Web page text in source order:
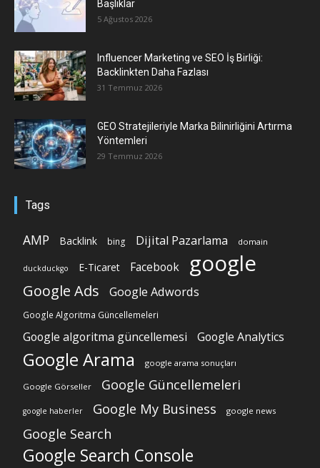
Başlıklar
5 Ağustos 2026
Influencer Marketing ve SEO İş Birliği:
Backlinkten Daha Fazlası
31 Temmuz 2026
GEO Stratejileriyle Marka Bilinirliğini Artırma
Yöntemleri
29 Temmuz 2026
Tags
AMP Backlink bing Dijital Pazarlama domain
duckduckgo E-Ticaret Facebook google
Google Ads Google Adwords
Google Algoritma Güncellemeleri
Google algoritma güncellemesi Google Analytics
Google Arama google arama sonuçları
Google Görseller Google Güncellemeleri
google haberler Google My Business google news
Google Search
Google Search Console